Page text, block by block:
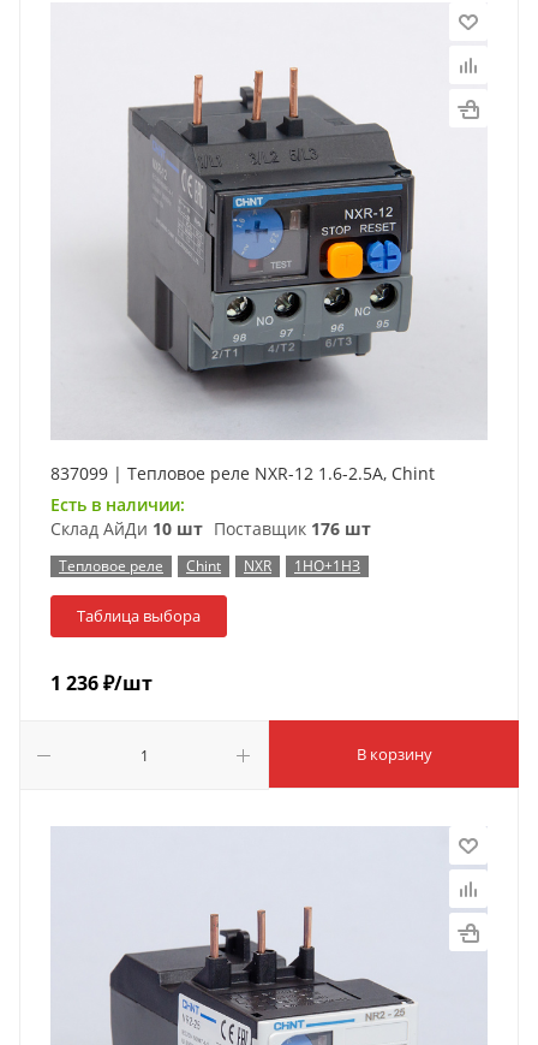
837099 | Тепловое реле NXR-12 1.6-2.5А, Chint
Есть в наличии:
Склад АйДи 10 шт Поставщик 176 шт
Тепловое реле Chint NXR 1НО+1НЗ
Таблица выбора
1 236₽/шт
В корзину